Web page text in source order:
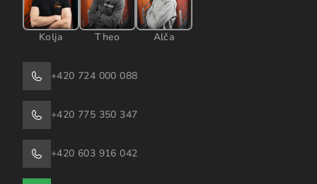
Kolja Theo Alča
+420 724 000 088
+420 775 350 347
+420 603 916 042